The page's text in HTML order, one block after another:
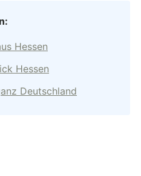
Hessen
Hessen
Deutschland